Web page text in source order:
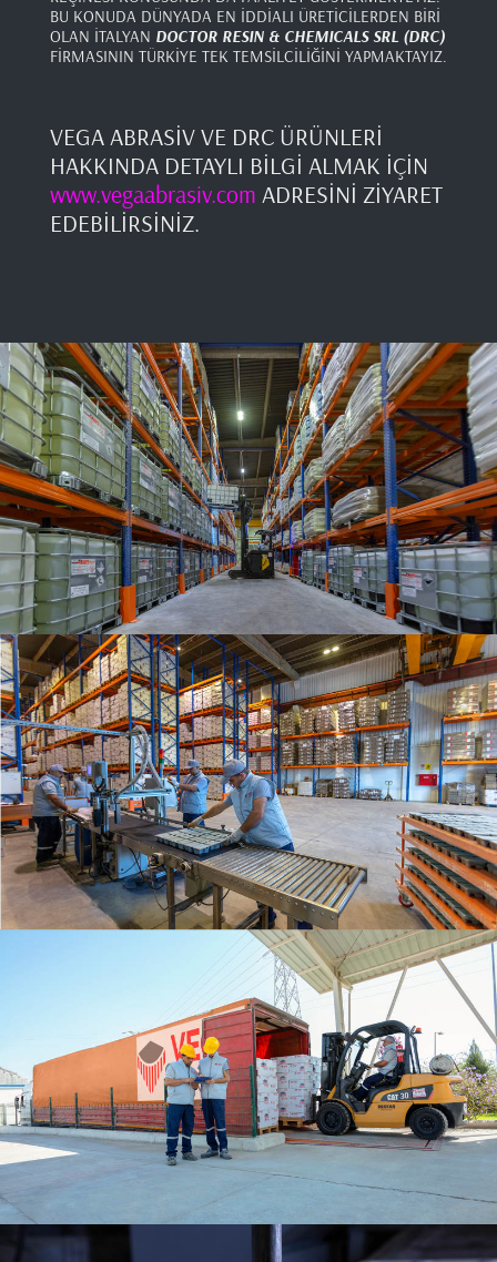
BU KONUDA DÜNYADA EN İDDİALI ÜRETİCİLERDEN BİRİ
OLAN İTALYAN DOCTOR RESIN & CHEMICALS SRL (DRC)
FİRMASININ TÜRKİYE TEK TEMSİLCİLİĞİNİ YAPMAKTAYIZ.
VEGA ABRASİV VE DRC ÜRÜNLERİ
HAKKINDA DETAYLI BİLGİ ALMAK İÇİN
www.vegaabrasiv.com ADRESİNİ ZİYARET
EDEBİLİRSİNİZ.